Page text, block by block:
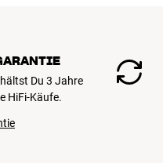
Du 3 Jahre
HiFi-Käufe.